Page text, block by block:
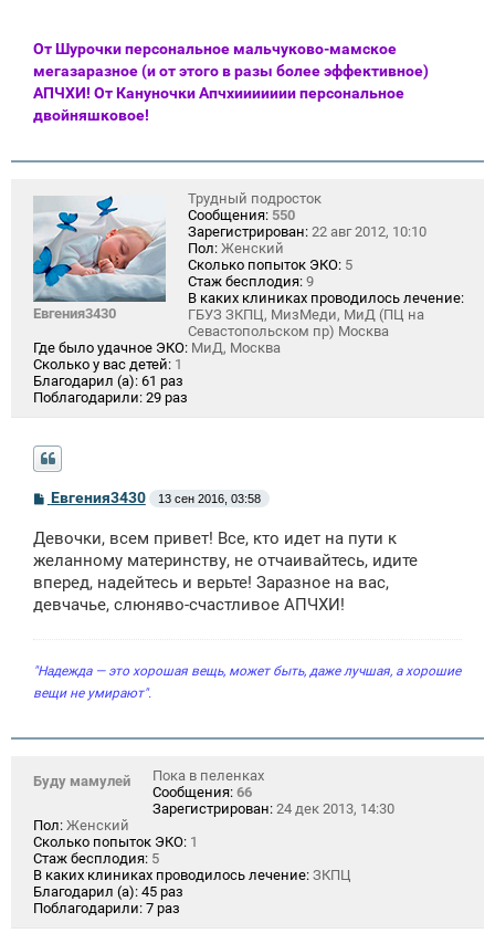
От Шурочки персональное мальчуково-мамское
мегазаразное (и от этого в разы более эффективное)
АПЧХИ! От Кануночки Апчхиииииии персональное
двойняшковое!
Евгения3430
Трудный подросток
Сообщения: 550
Зарегистрирован: 22 авг 2012, 10:10
Пол: Женский
Сколько попыток ЭКО: 5
Стаж бесплодия: 9
В каких клиниках проводилось лечение:
ГБУЗ ЗКПЦ, МизМеди, МиД (ПЦ на
Севастопольском пр) Москва
Где было удачное ЭКО: МиД, Москва
Сколько у вас детей: 1
Благодарил (а): 61 раз
Поблагодарили: 29 раз
С
о
б
щ
н
и
Евгения3430 13 сен 2016, 03:58
Девочки, всем привет! Все, кто идет на пути к
желанному материнству, не отчаивайтесь, идите
вперед, надейтесь и верьте! Заразное на вас,
девчачье, слюняво-счастливое АПЧХИ!
"Надежда — это хорошая вещь, может быть, даже лучшая, а хорошие
вещи не умирают".
Буду мамулей
Пока в пеленках
Сообщения: 66
Зарегистрирован: 24 дек 2013, 14:30
Пол: Женский
Сколько попыток ЭКО: 1
Стаж бесплодия: 5
В каких клиниках проводилось лечение: ЗКПЦ
Благодарил (а): 45 раз
Поблагодарили: 7 раз